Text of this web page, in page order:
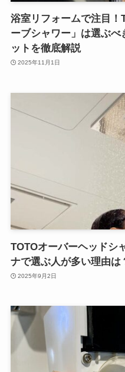
浴室リフォームで注目！
ーブシャワー」は選ぶべ
ットを徹底解説
2025年11月1日
TOTOオーバーヘッドシ
ナで選ぶ人が多い理由は
2025年9月2日